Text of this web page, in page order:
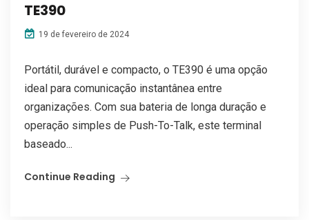
TE390
19 de fevereiro de 2024
Portátil, durável e compacto, o TE390 é uma opção
ideal para comunicação instantânea entre
organizações. Com sua bateria de longa duração e
operação simples de Push-To-Talk, este terminal
baseado...
Continue Reading